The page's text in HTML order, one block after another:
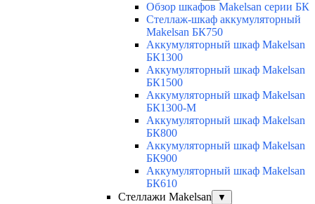
Обзор шкафов Makelsan серии БК
Стеллаж-шкаф аккумуляторный
Makelsan БК750
Аккумуляторный шкаф Makelsan
БК1300
Аккумуляторный шкаф Makelsan
БК1500
Аккумуляторный шкаф Makelsan
БК1300-М
Аккумуляторный шкаф Makelsan
БК800
Аккумуляторный шкаф Makelsan
БК900
Аккумуляторный шкаф Makelsan
БК610
Стеллажи Makelsan
▼